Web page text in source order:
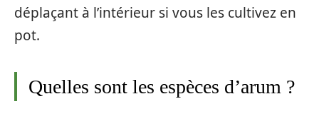
déplaçant à l’intérieur si vous les cultivez en
pot.
Quelles sont les espèces d’arum ?